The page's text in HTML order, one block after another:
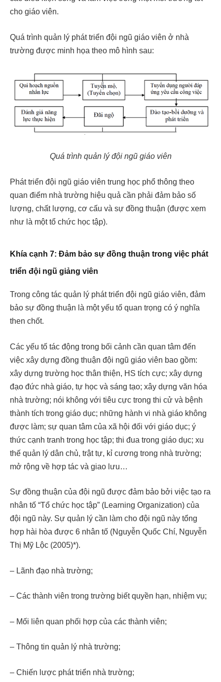
cho giáo viên.
Quá trình quản lý phát triển đội ngũ giáo viên ở nhà
trường được minh họa theo mô hình sau:
Quá trình quản lý đội ngũ giáo viên
Phát triển đội ngũ giáo viên trung học phổ thông theo
quan điểm nhà trường hiệu quả cần phải đảm bảo số
lượng, chất lượng, cơ cấu và sự đồng thuận (được xem
như là một tổ chức học tập).
Khía cạnh 7: Đảm bảo sự đồng thuận trong việc phát
triển đội ngũ giảng viên
Trong công tác quản lý phát triển đội ngũ giáo viên, đảm
bảo sự đồng thuận là một yếu tố quan trọng có ý nghĩa
then chốt.
Các yếu tố tác động trong bối cảnh cần quan tâm đến
việc xây dựng đồng thuận đội ngũ giáo viên bao gồm:
xây dựng trường học thân thiện, HS tích cực; xây dựng
đạo đức nhà giáo, tự học và sáng tạo; xây dựng văn hóa
nhà trường; nói không với tiêu cực trong thi cử và bệnh
thành tích trong giáo dục; những hành vi nhà giáo không
được làm; sự quan tâm của xã hội đối với giáo dục; ý
thức cạnh tranh trong học tập; thi đua trong giáo dục; xu
thế quản lý dân chủ, trật tự, kỉ cương trong nhà trường;
mở rộng về hợp tác và giao lưu…
Sự đồng thuận của đội ngũ được đảm bảo bởi việc tạo ra
nhân tố “Tổ chức học tập” (Learning Organization) của
đội ngũ này. Sự quản lý cần làm cho đội ngũ này tổng
hợp hài hòa được 6 nhân tố (Nguyễn Quốc Chí, Nguyễn
Thị Mỹ Lộc (2005)*).
– Lãnh đạo nhà trường;
– Các thành viên trong trường biết quyền hạn, nhiệm vụ;
– Mối liên quan phối hợp của các thành viên;
– Thông tin quản lý nhà trường;
– Chiến lược phát triển nhà trường;